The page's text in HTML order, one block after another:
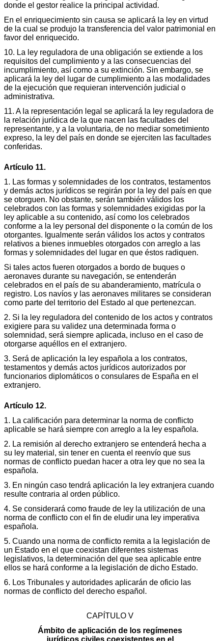
donde el gestor realice la principal actividad.
En el enriquecimiento sin causa se aplicará la ley en virtud
de la cual se produjo la transferencia del valor patrimonial en
favor del enriquecido.
10. La ley reguladora de una obligación se extiende a los
requisitos del cumplimiento y a las consecuencias del
incumplimiento, así como a su extinción. Sin embargo, se
aplicará la ley del lugar de cumplimiento a las modalidades
de la ejecución que requieran intervención judicial o
administrativa.
11. A la representación legal se aplicará la ley reguladora de
la relación jurídica de la que nacen las facultades del
representante, y a la voluntaria, de no mediar sometimiento
expreso, la ley del país en donde se ejerciten las facultades
conferidas.
Artículo 11.
1. Las formas y solemnidades de los contratos, testamentos
y demás actos jurídicos se regirán por la ley del país en que
se otorguen. No obstante, serán también válidos los
celebrados con las formas y solemnidades exigidas por la
ley aplicable a su contenido, así como los celebrados
conforme a la ley personal del disponente o la común de los
otorgantes. Igualmente serán válidos los actos y contratos
relativos a bienes inmuebles otorgados con arreglo a las
formas y solemnidades del lugar en que éstos radiquen.
Si tales actos fueren otorgados a bordo de buques o
aeronaves durante su navegación, se entenderán
celebrados en el país de su abanderamiento, matrícula o
registro. Los navíos y las aeronaves militares se consideran
como parte del territorio del Estado al que pertenezcan.
2. Si la ley reguladora del contenido de los actos y contratos
exigiere para su validez una determinada forma o
solemnidad, será siempre aplicada, incluso en el caso de
otorgarse aquéllos en el extranjero.
3. Será de aplicación la ley española a los contratos,
testamentos y demás actos jurídicos autorizados por
funcionarios diplomáticos o consulares de España en el
extranjero.
Artículo 12.
1. La calificación para determinar la norma de conflicto
aplicable se hará siempre con arreglo a la ley española.
2. La remisión al derecho extranjero se entenderá hecha a
su ley material, sin tener en cuenta el reenvío que sus
normas de conflicto puedan hacer a otra ley que no sea la
española.
3. En ningún caso tendrá aplicación la ley extranjera cuando
resulte contraria al orden público.
4. Se considerará como fraude de ley la utilización de una
norma de conflicto con el fin de eludir una ley imperativa
española.
5. Cuando una norma de conflicto remita a la legislación de
un Estado en el que coexistan diferentes sistemas
legislativos, la determinación del que sea aplicable entre
ellos se hará conforme a la legislación de dicho Estado.
6. Los Tribunales y autoridades aplicarán de oficio las
normas de conflicto del derecho español.
CAPÍTULO V
Ámbito de aplicación de los regímenes
jurídicos civiles coexistentes en el